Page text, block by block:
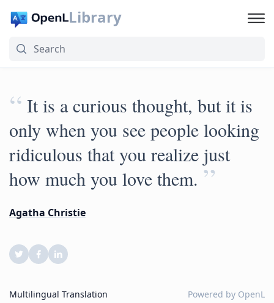
Library
“ It is a curious thought, but it is
only when you see people looking
ridiculous that you realize just
how much you love them. ”
Agatha Christie
Multilingual Translation Powered by OpenL